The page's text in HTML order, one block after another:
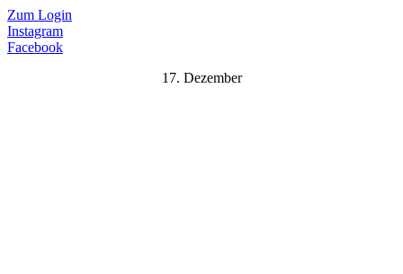
Zum Login
Instagram
Facebook
17. Dezember